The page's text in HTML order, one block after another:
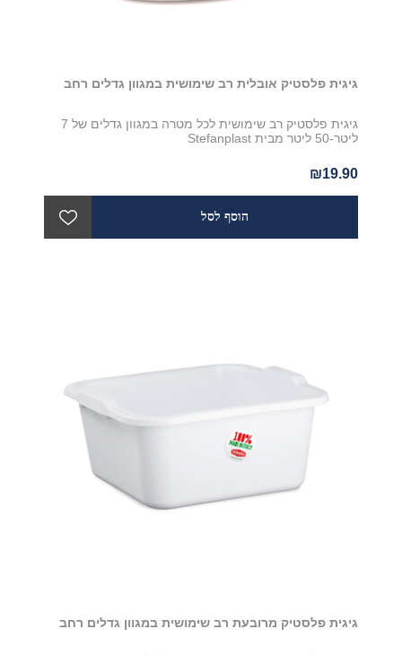
גיגית פלסטיק אובלית רב שימושית במגוון גדלים רחב
גיגית פלסטיק רב שימושית לכל מטרה במגוון גדלים של 7
ליטר-50 ליטר מבית Stefanplast
₪19.90
גיגית פלסטיק מרובעת רב שימושית במגוון גדלים רחב